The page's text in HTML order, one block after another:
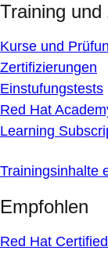
Training
Kurse und
Zertifizierungen
Einstufungstests
Red Hat
Learning
Trainingsinhalte
Empfohlen
Red Hat